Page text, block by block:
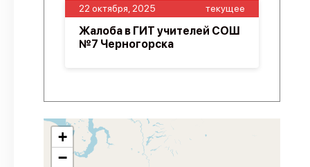
22 октября, 2025 текущее
Жалоба в ГИТ учителей СОШ
№7 Черногорска
+
−